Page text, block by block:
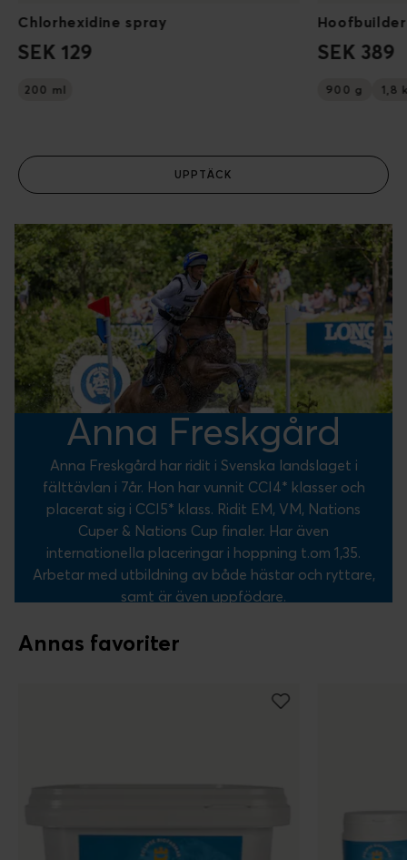
Chlorhexidine spray
SEK 129
200 ml
Hoofbuilder
SEK 389
900 g 1,8
UPPTÄCK
Anna Freskgård
Anna Freskgård har ridit i Svenska landslaget i
fälttävlan i 7år. Hon har vunnit CCI4* klasser och
placerat sig i CCI5* klass. Ridit EM, VM, Nations
Cuper & Nations Cup finaler. Har även
internationella placeringar i hoppning t.om 1,35.
Arbetar med utbildning av både hästar och ryttare,
samt är även uppfödare.
Annas favoriter